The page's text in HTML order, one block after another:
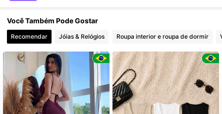
354K Seguidores
354K Seguidores
354K Seguidores
354K Seguidores
Você Também Pode Gostar
Recomendar Jóias & Relógios Roupa interior e roupa de dormir